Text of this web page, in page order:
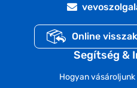
Online
Segítség &
Hogyan